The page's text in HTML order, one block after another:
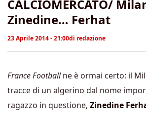
CALCIOMERCATO/
Zinedine… Ferhat
23 Aprile 2014 - 21:00di redazione
France Footballne è ormai certo: il
tracce di un algerino dal nome
ragazzo in questione, Zinedine